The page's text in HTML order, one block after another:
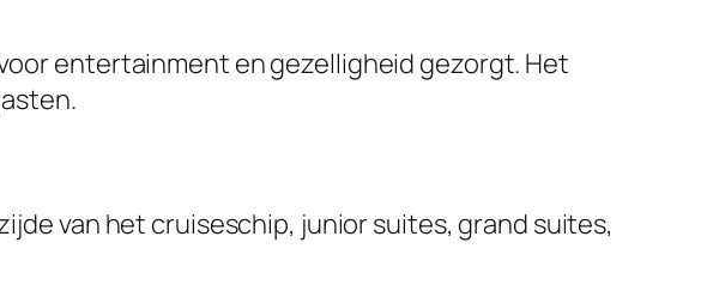
entertainment en gezelligheid gezorgt. Het
van het cruiseschip, junior suites, grand suites,